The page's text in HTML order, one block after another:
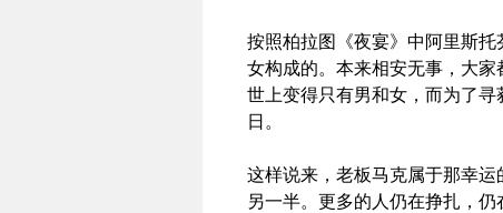
按照柏拉图《夜宴》中阿里斯
女构成的。本来相安无事，大
世上变得只有男和女，而为了
日。
这样说来，老板马克属于那幸
另一半。更多的人仍在挣扎，仍